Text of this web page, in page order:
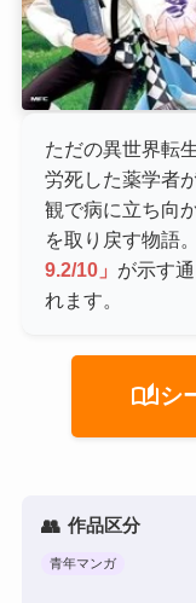
ただの異世界転
労死した薬学者
観で病に立ち向
を取り戻す物語。
9.2/10」 が示す
れます。
auto_storiesシ
作品区分
青年マンガ